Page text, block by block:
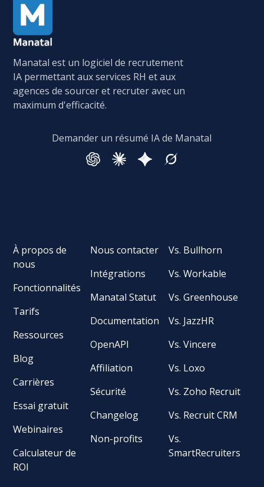
Manatal est un logiciel de recrutement
IA permettant aux services RH et aux
agences de sourcer et recruter avec un
maximum d'efficacité.
Demander un résumé IA de Manatal
À propos de
nous
Fonctionnalités
Tarifs
Ressources
Blog
Carrières
Essai gratuit
Webinaires
Calculateur de
ROI
Nous contacter
Intégrations
Manatal Statut
Documentation
OpenAPI
Affiliation
Sécurité
Changelog
Non-profits
Vs. Bullhorn
Vs. Workable
Vs. Greenhouse
Vs. JazzHR
Vs. Vincere
Vs. Loxo
Vs. Zoho Recruit
Vs. Recruit CRM
Vs.
SmartRecruiters